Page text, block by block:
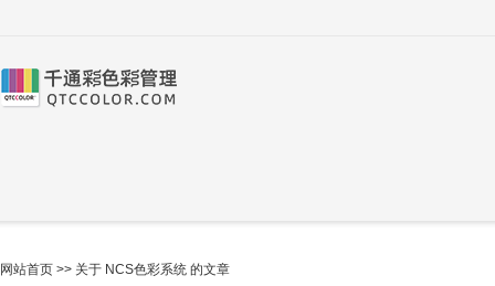
网站首页 >> 关于 NCS色彩系统 的文章